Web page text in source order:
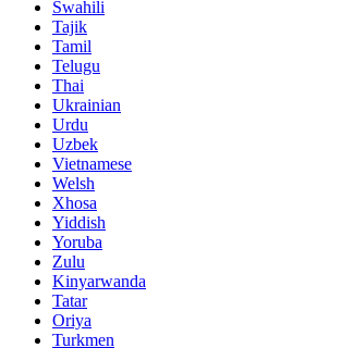
Swahili
Tajik
Tamil
Telugu
Thai
Ukrainian
Urdu
Uzbek
Vietnamese
Welsh
Xhosa
Yiddish
Yoruba
Zulu
Kinyarwanda
Tatar
Oriya
Turkmen